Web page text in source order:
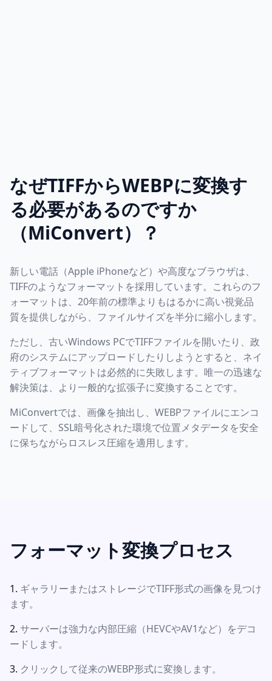
なぜTIFFからWEBPに変換す
る必要があるのですか
（MiConvert）？
新しい電話（Apple iPhoneなど）や高度なブラウザは、
TIFFのようなフォーマットを採用しています。これらのフ
ォーマットは、20年前の標準よりもはるかに高い視覚品
質を提供しながら、ファイルサイズを半分に縮小します。
ただし、古いWindows PCでTIFFファイルを開いたり、政
府のシステムにアップロードしたりしようとすると、ネイ
ティブフォーマットは必然的に失敗します。唯一の迅速な
解決策は、より一般的な拡張子に変換することです。
MiConvertでは、画像を抽出し、WEBPファイルにエンコ
ードして、SSL暗号化された環境で位置メタデータを安全
に保ちながらロスレス圧縮を適用します。
フォーマット変換プロセス
ギャラリーまたはストレージでTIFF形式の画像を見つけ
ます。
サーバーは強力な内部圧縮（HEVCやAV1など）をデコ
ードします。
クリックして従来のWEBP形式に変換します。